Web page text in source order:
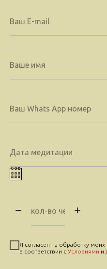
Я согласен на обработку
в соответствии с Условиями и